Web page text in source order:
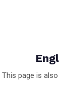
This page is